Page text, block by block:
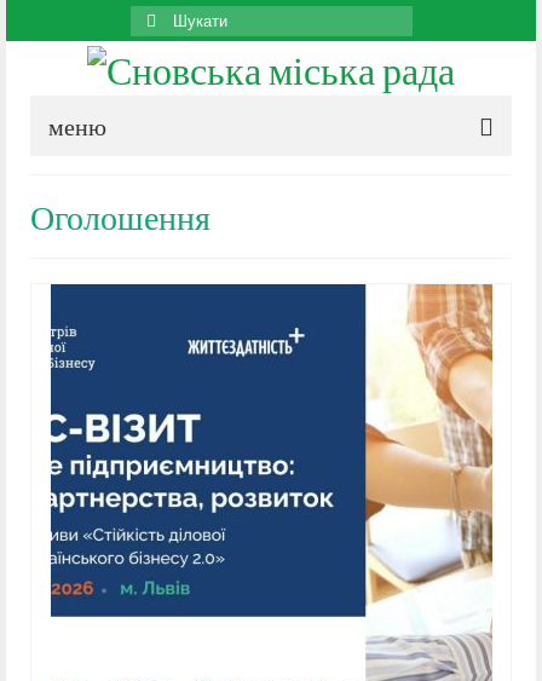
Search
for:
меню
Оголошення